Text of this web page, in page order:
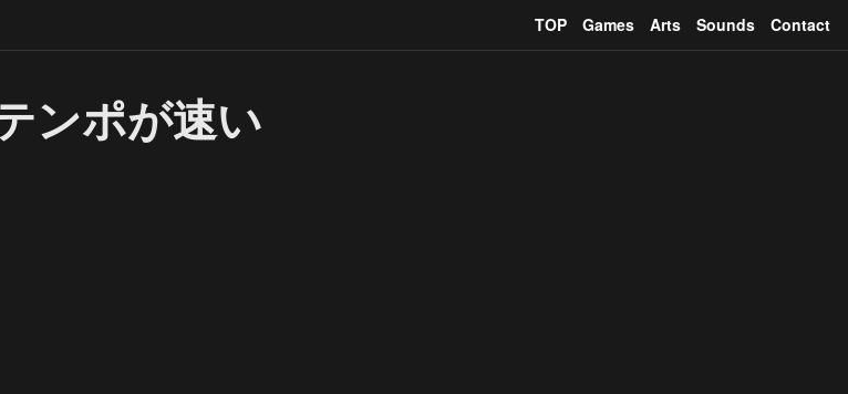
TOP Games Arts Sounds Contact
ンポが速い